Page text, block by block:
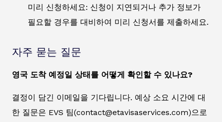
미리 신청하세요: 신청이 지연되거나 추가 정보가
필요할 경우를 대비하여 미리 신청서를 제출하세요.
자주 묻는 질문
영국 도착 예정일 상태를 어떻게 확인할 수 있나요?
결정이 담긴 이메일을 기다립니다. 예상 소요 시간에 대
한 질문은 EVS 팀(contact@etavisaservices.com)으로